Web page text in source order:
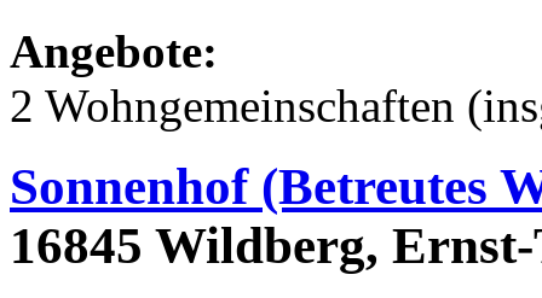
Angebote:
2 Wohngemeinschaften
Sonnenhof (Betreutes
16845 Wildberg,